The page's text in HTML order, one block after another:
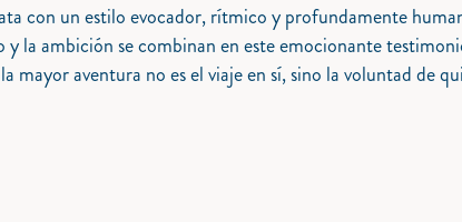
con un estilo evocador, rítmico y profundamente
la ambición se combinan en este emocionante
aventura no es el viaje en sí, sino la voluntad de